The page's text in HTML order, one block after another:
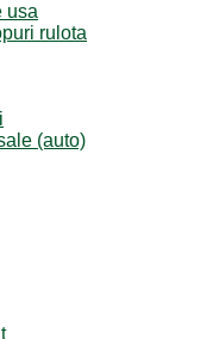
usa
rulota
(auto)